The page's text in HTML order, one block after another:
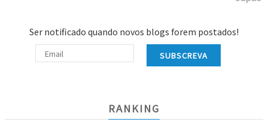
RANKING
Ser notificado quando novos blogs forem postados!
SUBSCREVA